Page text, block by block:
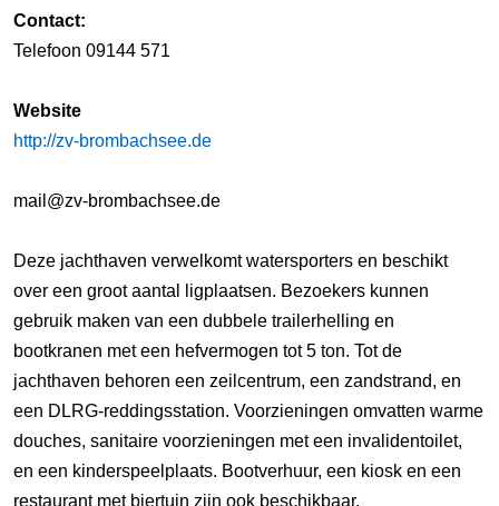
Contact:
Telefoon 09144 571
Website
http://zv-brombachsee.de
mail@zv-brombachsee.de
Deze jachthaven verwelkomt watersporters en beschikt
over een groot aantal ligplaatsen. Bezoekers kunnen
gebruik maken van een dubbele trailerhelling en
bootkranen met een hefvermogen tot 5 ton. Tot de
jachthaven behoren een zeilcentrum, een zandstrand, en
een DLRG-reddingsstation. Voorzieningen omvatten warme
douches, sanitaire voorzieningen met een invalidentoilet,
en een kinderspeelplaats. Bootverhuur, een kiosk en een
restaurant met biertuin zijn ook beschikbaar.